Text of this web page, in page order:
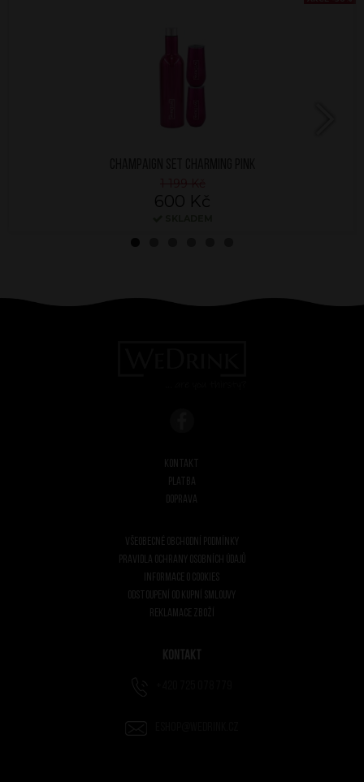
600 Kč
Kontakt
Platba
Doprava
Všeobecné obchodní podmínky
Pravidla ochrany osobních údajů
Informace o cookies
Odstoupení od kupní smlouvy
Reklamace zboží
Kontakt